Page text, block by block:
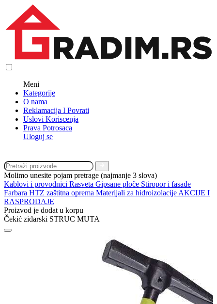
Meni
Kategorije
O nama
Reklamacija I Povrati
Uslovi Koriscenja
Prava Potrosaca
Uloguj se
Molimo unesite pojam pretrage (najmanje 3 slova)
Kablovi i provodnici Rasveta Gipsane ploče Stiropor i fasade
Farbara HTZ zaštitna oprema Materijali za hidroizolacije AKCIJE I
RASPRODAJE
Proizvod je dodat u korpu
Čekić zidarski STRUC MUTA